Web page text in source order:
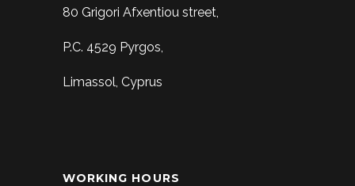
80 Grigori Afxentiou street,
P.C. 4529 Pyrgos,
Limassol, Cyprus
WORKING HOURS